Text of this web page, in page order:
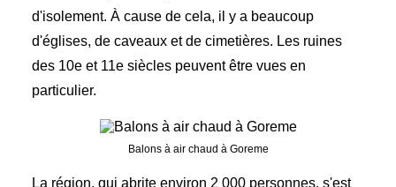
d'isolement. À cause de cela, il y a beaucoup
d'églises, de caveaux et de cimetières. Les ruines
des 10e et 11e siècles peuvent être vues en
particulier.
Balons à air chaud à Goreme
La région, qui abrite environ 2 000 personnes, s'est